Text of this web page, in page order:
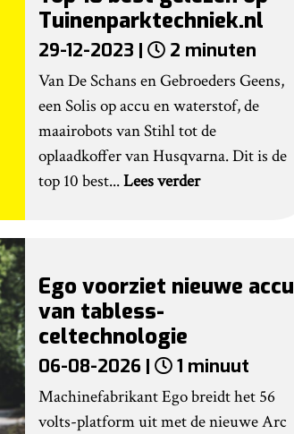
Tuinenparktechniek.nl
29-12-2023 | 2 minuten
Van De Schans en Gebroeders Geens,
een Solis op accu en waterstof, de
maairobots van Stihl tot de
oplaadkoffer van Husqvarna. Dit is de
top 10 best...Lees verder
Ego voorziet nieuwe accu
van tabless-
celtechnologie
06-08-2026 | 1 minuut
Machinefabrikant Ego breidt het 56
volts-platform uit met de nieuwe Arc